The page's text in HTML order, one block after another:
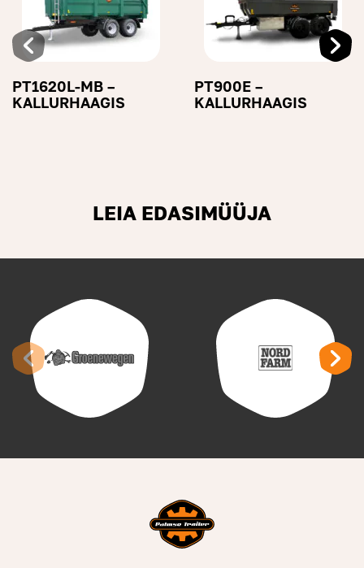
PT1620L-MB –
KALLURHAAGIS
PT900E –
KALLURHAAGIS
LEIA EDASIMÜÜJA